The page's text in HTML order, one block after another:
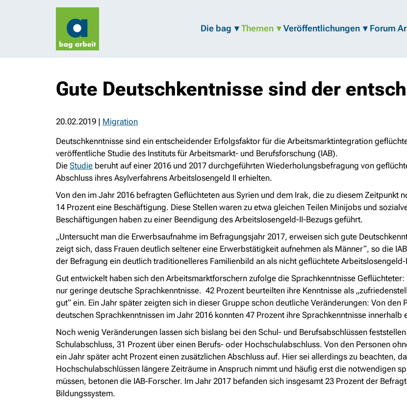
Die bag Themen Veröffentlichungen Forum
Gute Deutschkentnisse sind der
20.02.2019 | Migration
Deutschkenntnisse sind ein entscheidender Erfolgsfaktor für die Arbeitsmarktintegration
veröffentliche Studie des Instituts für Arbeitsmarkt- und Berufsforschung (IAB).
Die Studie beruht auf einer 2016 und 2017 durchgeführten Wiederholungsbefragung von
Abschluss ihres Asylverfahrens Arbeitslosengeld II erhielten.
Von den im Jahr 2016 befragten Geflüchteten aus Syrien und dem Irak, die zu diesem Zeitpunkt
14 Prozent eine Beschäftigung. Diese Stellen waren zu etwa gleichen Teilen Minijobs und
Beschäftigungen haben zu einer Beendigung des Arbeitslosengeld-II-Bezugs geführt.
„Untersucht man die Erwerbsaufnahme im Befragungsjahr 2017, erweisen sich gute
zeigt sich, dass Frauen deutlich seltener eine Erwerbstätigkeit aufnehmen als Männer“, so die
der Befragung ein deutlich traditionelleres Familienbild an als nicht geflüchtete Arbeitslosengeld-
Gut entwickelt haben sich den Arbeitsmarktforschern zufolge die Sprachkenntnisse
nur geringe deutsche Sprachkenntnisse. 42 Prozent beurteilten ihre Kenntnisse als
gut“ ein. Ein Jahr später zeigten sich in dieser Gruppe schon deutliche Veränderungen: Von
deutschen Sprachkenntnissen im Jahr 2016 konnten 47 Prozent ihre Sprachkenntnisse innerhalb
Noch wenig Veränderungen lassen sich bislang bei den Schul- und Berufsabschlüssen
Schulabschluss, 31 Prozent über einen Berufs- oder Hochschulabschluss. Von den Personen
ein Jahr später acht Prozent einen zusätzlichen Abschluss auf. Hier sei allerdings zu beachten,
Hochschulabschlüssen längere Zeiträume in Anspruch nimmt und häufig erst die notwendigen
müssen, betonen die IAB-Forscher. Im Jahr 2017 befanden sich insgesamt 23 Prozent der
Bildungssystem.